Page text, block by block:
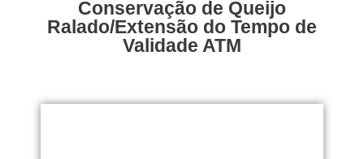
Conservação de Queijo
Ralado/Extensão do Tempo de
Validade ATM